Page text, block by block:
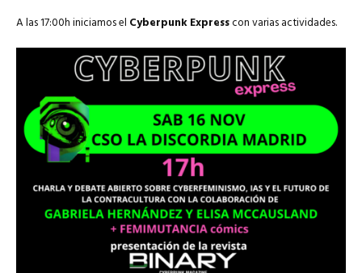
A las 17:00h iniciamos el Cyberpunk Expresscon varias actividades.